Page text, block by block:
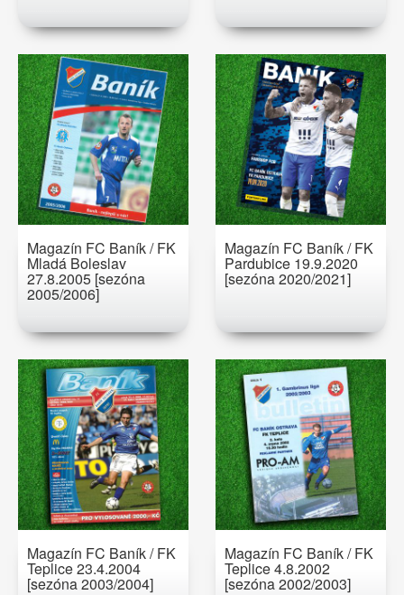
Magazín FC Baník / FK
Mladá Boleslav
27.8.2005 [sezóna
2005/2006]
Magazín FC Baník / FK
Pardubice 19.9.2020
[sezóna 2020/2021]
Magazín FC Baník / FK
Teplice 23.4.2004
[sezóna 2003/2004]
Magazín FC Baník / FK
Teplice 4.8.2002
[sezóna 2002/2003]